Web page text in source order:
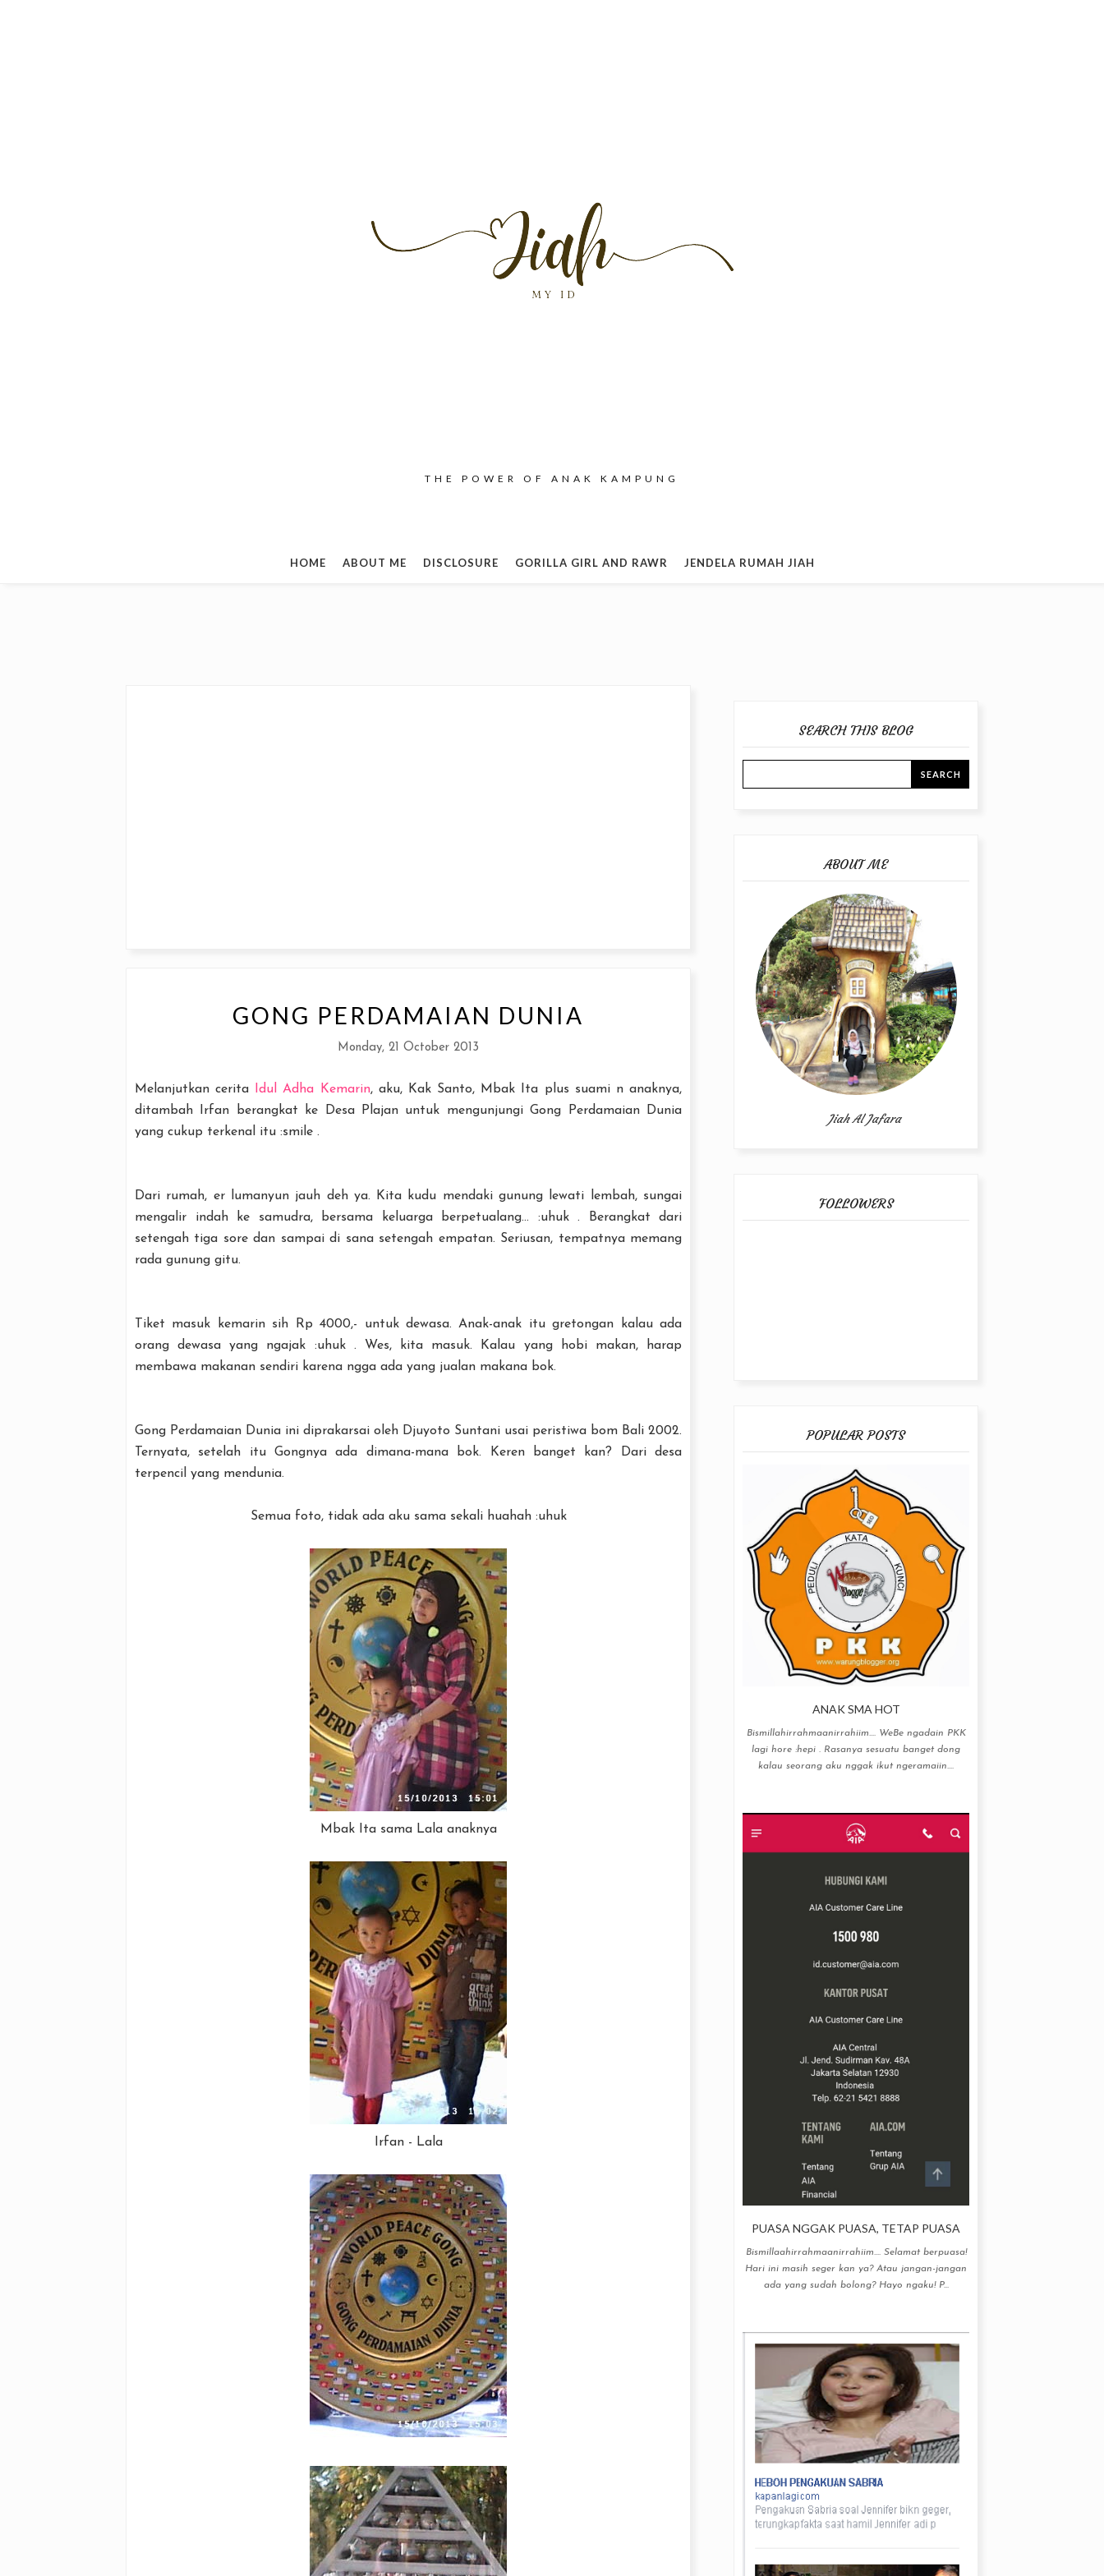
THE POWER OF ANAK KAMPUNG
HOME ABOUT ME DISCLOSURE GORILLA GIRL AND RAWR JENDELA RUMAH JIAH
GONG PERDAMAIAN DUNIA
Monday, 21 October 2013
Melanjutkan cerita Idul Adha Kemarin, aku, Kak Santo, Mbak Ita plus suami n anaknya,
ditambah Irfan berangkat ke Desa Plajan untuk mengunjungi Gong Perdamaian Dunia
yang cukup terkenal itu :smile .
Dari rumah, er lumanyun jauh deh ya. Kita kudu mendaki gunung lewati lembah, sungai
mengalir indah ke samudra, bersama keluarga berpetualang... :uhuk . Berangkat dari
setengah tiga sore dan sampai di sana setengah empatan. Seriusan, tempatnya memang
rada gunung gitu.
Tiket masuk kemarin sih Rp 4000,- untuk dewasa. Anak-anak itu gretongan kalau ada
orang dewasa yang ngajak :uhuk . Wes, kita masuk. Kalau yang hobi makan, harap
membawa makanan sendiri karena ngga ada yang jualan makana bok.
Gong Perdamaian Dunia ini diprakarsai oleh Djuyoto Suntani usai peristiwa bom Bali 2002.
Ternyata, setelah itu Gongnya ada dimana-mana bok. Keren banget kan? Dari desa
terpencil yang mendunia.
Semua foto, tidak ada aku sama sekali huahah :uhuk
Mbak Ita sama Lala anaknya
Irfan - Lala
SEARCH THIS BLOG
ABOUT ME
Jiah Al Jafara
FOLLOWERS
POPULAR POSTS
ANAK SMA HOT
Bismillahirrahmaanirrahiim…. WeBe ngadain PKK
lagi hore :hepi . Rasanya sesuatu banget dong
kalau seorang aku nggak ikut ngeramaiin....
PUASA NGGAK PUASA, TETAP PUASA
Bismillaahirrahmaanirrahiim.... Selamat berpuasa!
Hari ini masih seger kan ya? Atau jangan-jangan
ada yang sudah bolong? Hayo ngaku! P...